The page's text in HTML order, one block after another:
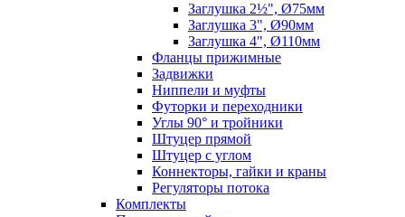
Заглушка 2½", Ø75мм
Заглушка 3", Ø90мм
Заглушка 4", Ø110мм
Фланцы прижимные
Задвижки
Ниппели и муфты
Футорки и переходники
Углы 90° и тройники
Штуцер прямой
Штуцер с углом
Коннекторы, гайки и краны
Регуляторы потока
Комплекты